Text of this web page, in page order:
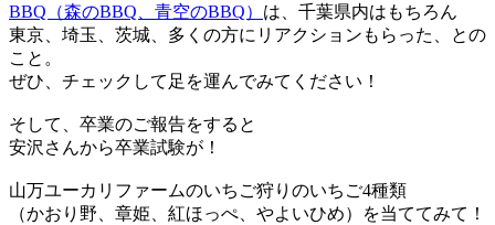
BBQ（森のBBQ、青空のBBQ） は、千葉県内はもちろん
東京、埼玉、茨城、多くの方にリアクションもらった、との
こと。
ぜひ、チェックして足を運んでみてください！
そして、卒業のご報告をすると
安沢さんから卒業試験が！
山万ユーカリファームのいちご狩りのいちご4種類
（かおり野、章姫、紅ほっぺ、やよいひめ）を当ててみて！